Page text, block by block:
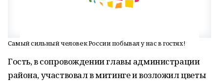
Самый сильный человек России побывал у нас в гостях!
Гость, в сопровождении главы администрации
района, участвовал в митинге и возложил цветы